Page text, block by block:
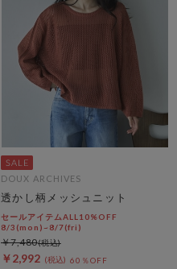
DOUX ARCHIVES
透かし柄メッシュニット
セールアイテムALL10%OFF
8/3(mon)~8/7(fri)
￥2,992 60％OFF
￥7,480